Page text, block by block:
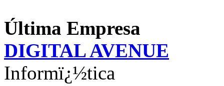
Última Empresa
DIGITAL AVENUE
Informï¿½tica